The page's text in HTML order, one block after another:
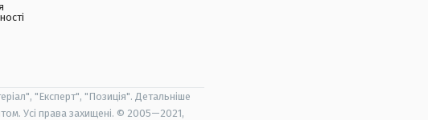
"Експерт", "Позиція". Детальніше
Усі права захищені. © 2005—2021,